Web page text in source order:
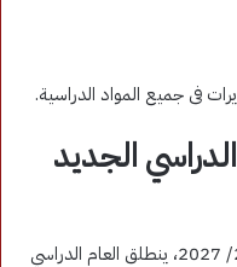
فى جميع المواد الدراسية.
الجديد
وفقًا للخريطة الزمنية للعام الدراسي 2026/ 2027، ينطلق العام الدراسي